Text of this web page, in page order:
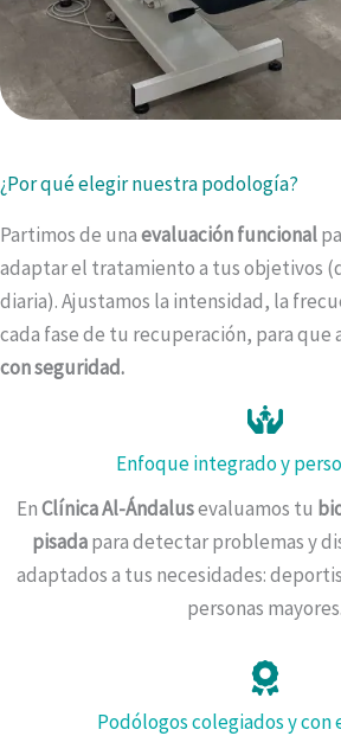
¿Por qué elegir nuestra podología?
Partimos de unaevaluación funcional
adaptar el tratamiento a tus objetivos
diaria). Ajustamos la intensidad, la
cada fase de tu recuperación, para que
con seguridad.
Enfoque integrado y
EnClínica Al-Ándalusevaluamos tu
pisadapara detectar problemas y
adaptados a tus necesidades:
personas mayores.
Podólogos colegiados y con